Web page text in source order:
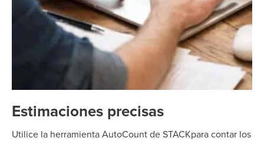
Estimaciones precisas
Utilice la herramienta AutoCount de STACKpara contar los